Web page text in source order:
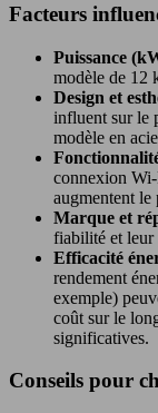
Facteurs
Puissance
modèle de 12
Design et
influent sur le
modèle en
connexion
augmentent le
Marque et
fiabilité et leur
Efficacité
rendement
exemple)
coût sur le
significatives.
Conseils pour